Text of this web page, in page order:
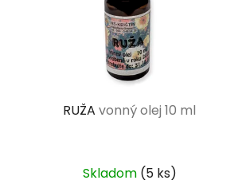
RUŽAvonný olej 10 ml
Skladom (5 ks)